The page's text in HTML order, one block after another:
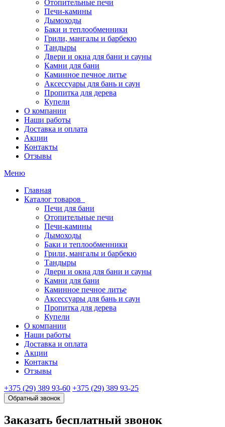
Отопительные печи
Печи-камины
Дымоходы
Баки и теплообменники
Грили, мангалы и барбекю
Тандыры
Двери и окна для бани и сауны
Камни для бани
Каминное печное литье
Аксессуары для бань и саун
Пропитка для дерева
Купели
О компании
Наши работы
Доставка и оплата
Акции
Контакты
Отзывы
Меню
Главная
Каталог товаров
Печи для бани
Отопительные печи
Печи-камины
Дымоходы
Баки и теплообменники
Грили, мангалы и барбекю
Тандыры
Двери и окна для бани и сауны
Камни для бани
Каминное печное литье
Аксессуары для бань и саун
Пропитка для дерева
Купели
О компании
Наши работы
Доставка и оплата
Акции
Контакты
Отзывы
+375 (29) 389 93-60 +375 (29) 389 93-25
Обратный звонок
Заказать бесплатный звонок